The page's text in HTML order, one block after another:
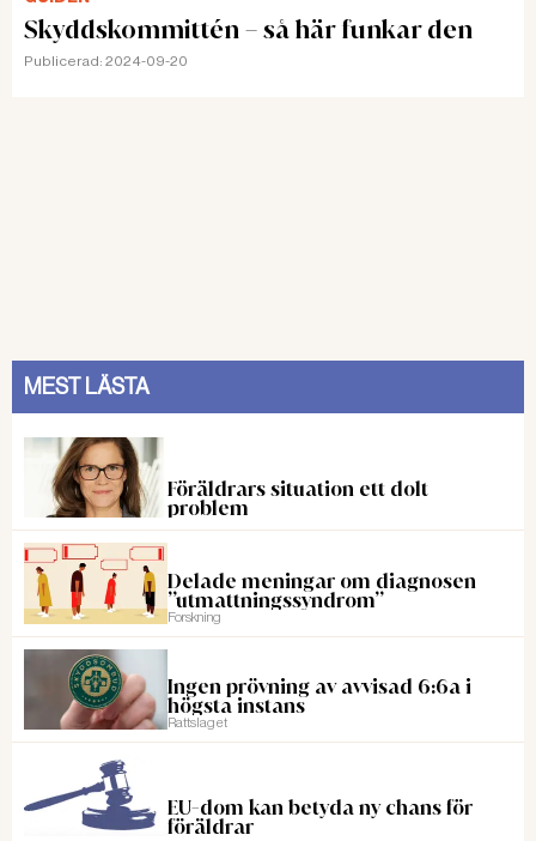
Skyddskommittén – så här funkar den
Publicerad: 2024-09-20
MEST LÄSTA
Föräldrars situation ett dolt
problem
Delade meningar om diagnosen
”utmattningssyndrom”
Forskning
Ingen prövning av avvisad 6:6a i
högsta instans
Rattslaget
EU-dom kan betyda ny chans för
föräldrar